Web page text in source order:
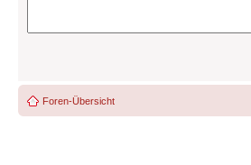
Foren-Übersicht